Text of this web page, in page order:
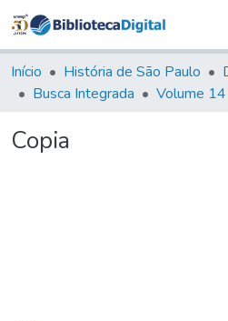
&
Tudo na
Início História de São Paulo
Busca Integrada
Copia